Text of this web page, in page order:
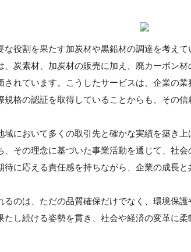
役割を果たす加炭材や黒鉛材の調達を考えて
、炭素材、加炭材の販売に加え、廃カーボン
されています。こうしたサービスは、企業の
格の認証を取得していることからも、その信
域において多くの取引先と確かな実績を築き
、その理念に基づいた事業活動を通じて、社
待に応える責任感を持ちながら、企業の成長と
るのは、ただの品質確保だけでなく、環境保
たし続ける姿勢を貫き、社会や経済の変革に